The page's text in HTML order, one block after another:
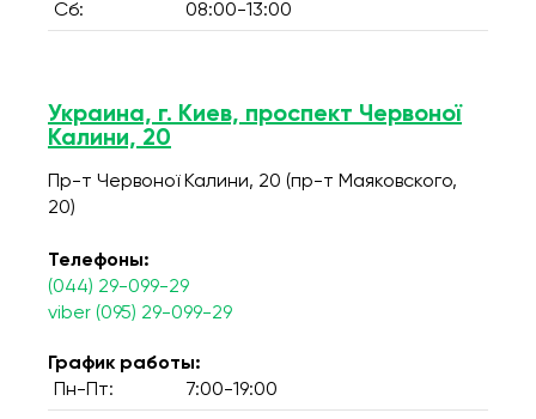
Сб: 08:00-13:00
Украина, г. Киев, проспект Червоної
Калини, 20
Пр-т Червоної Калини, 20 (пр-т Маяковского,
20)
Телефоны:
(044) 29-099-29
viber (095) 29-099-29
График работы:
Пн-Пт:
7:00-19:00